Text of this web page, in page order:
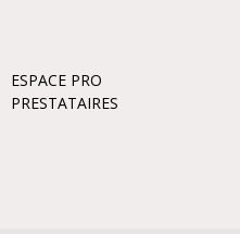
ESPACE PRO
PRESTATAIRES